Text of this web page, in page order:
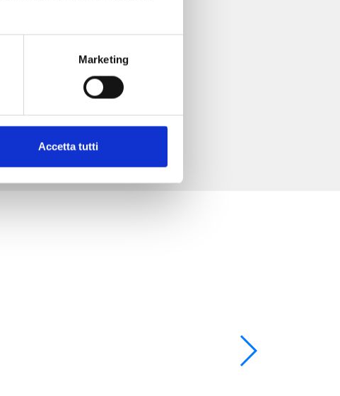
Marketing
Accetta tutti